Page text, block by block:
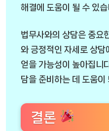
해결에 도움이 될 수 있습
법무사와의 상담은 중요
와 긍정적인 자세로 상담
얻을 가능성이 높아집니
담을 준비하는 데 도움이
결론